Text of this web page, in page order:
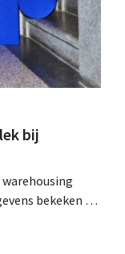
bij
bekeken of